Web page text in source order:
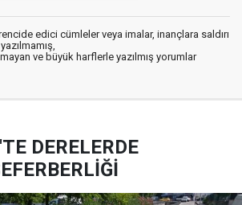
edici cümleler veya imalar, inançlara saldırı
ve büyük harflerle yazılmış yorumlar
DERELERDE